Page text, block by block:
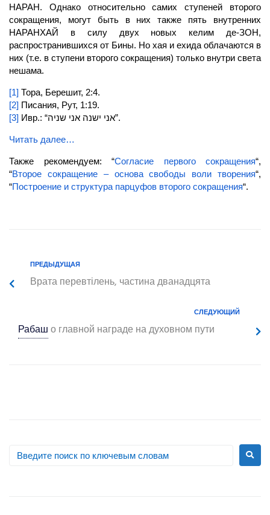
НАРАН. Однако относительно самих ступеней второго
сокращения, могут быть в них также пять внутренних
НАРАНХАЙ в силу двух новых келим де-ЗОН,
распространившихся от Бины. Но хая и ехида облачаются в
них (т.е. в ступени второго сокращения) только внутри света
нешама.
[1] Тора, Берешит, 2:4.
[2] Писания, Рут, 1:19.
[3]
Ивр.: “אני ישנה אני שניה”.
Читать далее…
Также рекомендуем: “Согласие первого сокращения“,
“Второе сокращение – основа свободы воли творения“,
“Построение и структура парцуфов второго сокращения“.
ПРЕДЫДУЩАЯ
Врата перевтілень, частина дванадцята
СЛЕДУЮЩИЙ
Рабашо главной награде на духовном пути